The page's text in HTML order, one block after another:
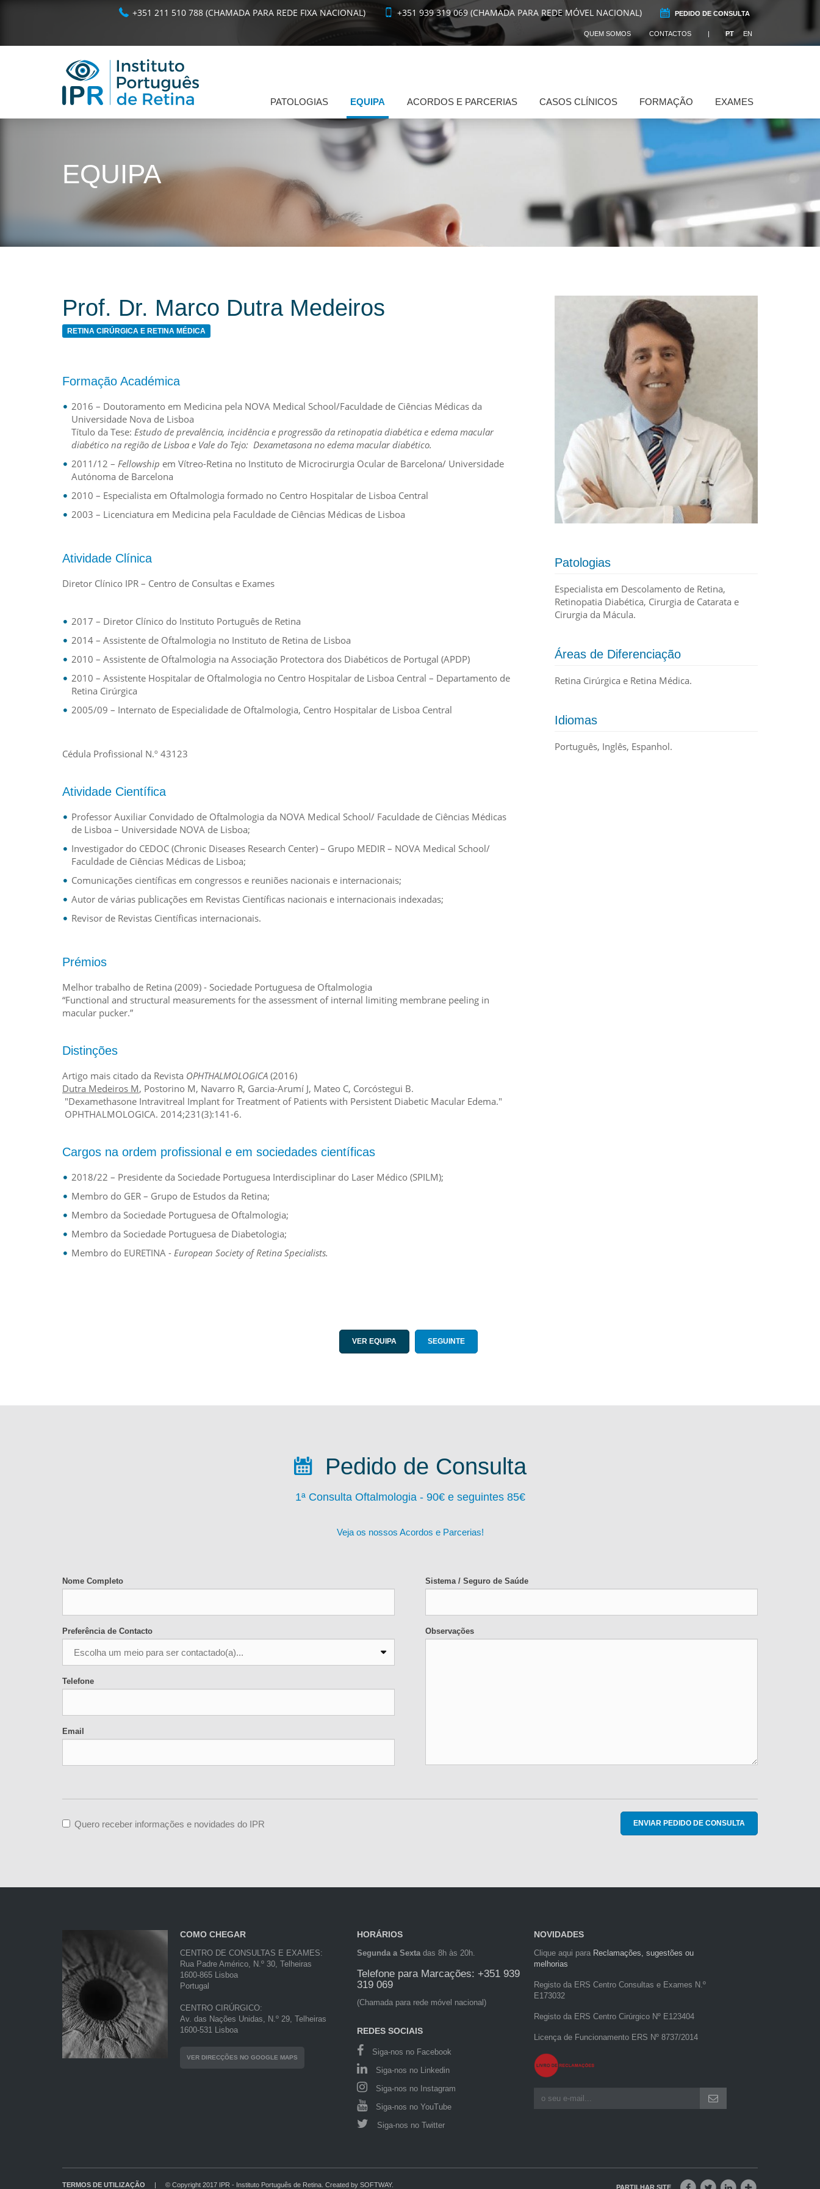
+351 211 510 788 (CHAMADA PARA REDE FIXA NACIONAL) +351 939 319 069 (CHAMADA PARA REDE MÓVEL NACIONAL) PEDIDO DE CONSULTA
QUEM SOMOS CONTACTOS PT EN
PATOLOGIAS EQUIPA ACORDOS E PARCERIAS CASOS CLÍNICOS FORMAÇÃO EXAMES
EQUIPA
Prof. Dr. Marco Dutra Medeiros
RETINA CIRÚRGICA E RETINA MÉDICA
Formação Académica
2016 – Doutoramento em Medicina pela NOVA Medical School/Faculdade de Ciências Médicas da
Universidade Nova de Lisboa
Título da Tese: Estudo de prevalência, incidência e progressão da retinopatia diabética e edema macular
diabético na região de Lisboa e Vale do Tejo: Dexametasona no edema macular diabético.
2011/12 – Fellowship em Vítreo-Retina no Instituto de Microcirurgia Ocular de Barcelona/ Universidade
Autónoma de Barcelona
2010 – Especialista em Oftalmologia formado no Centro Hospitalar de Lisboa Central
2003 – Licenciatura em Medicina pela Faculdade de Ciências Médicas de Lisboa
Atividade Clínica
Diretor Clínico IPR – Centro de Consultas e Exames
2017 – Diretor Clínico do Instituto Português de Retina
2014 – Assistente de Oftalmologia no Instituto de Retina de Lisboa
2010 – Assistente de Oftalmologia na Associação Protectora dos Diabéticos de Portugal (APDP)
2010 – Assistente Hospitalar de Oftalmologia no Centro Hospitalar de Lisboa Central – Departamento de
Retina Cirúrgica
2005/09 – Internato de Especialidade de Oftalmologia, Centro Hospitalar de Lisboa Central
Cédula Profissional N.º 43123
Atividade Científica
Professor Auxiliar Convidado de Oftalmologia da NOVA Medical School/ Faculdade de Ciências Médicas
de Lisboa – Universidade NOVA de Lisboa;
Investigador do CEDOC (Chronic Diseases Research Center) – Grupo MEDIR – NOVA Medical School/
Faculdade de Ciências Médicas de Lisboa;
Comunicações científicas em congressos e reuniões nacionais e internacionais;
Autor de várias publicações em Revistas Científicas nacionais e internacionais indexadas;
Revisor de Revistas Científicas internacionais.
Prémios
Melhor trabalho de Retina (2009) - Sociedade Portuguesa de Oftalmologia
“Functional and structural measurements for the assessment of internal limiting membrane peeling in
macular pucker.”
Distinções
Artigo mais citado da Revista OPHTHALMOLOGICA (2016)
Dutra Medeiros M, Postorino M, Navarro R, Garcia-Arumí J, Mateo C, Corcóstegui B.
"Dexamethasone Intravitreal Implant for Treatment of Patients with Persistent Diabetic Macular Edema."
OPHTHALMOLOGICA. 2014;231(3):141-6.
Cargos na ordem profissional e em sociedades científicas
2018/22 – Presidente da Sociedade Portuguesa Interdisciplinar do Laser Médico (SPILM);
Membro do GER – Grupo de Estudos da Retina;
Membro da Sociedade Portuguesa de Oftalmologia;
Membro da Sociedade Portuguesa de Diabetologia;
Membro do EURETINA - European Society of Retina Specialists.
Patologias
Especialista em Descolamento de Retina,
Retinopatia Diabética, Cirurgia de Catarata e
Cirurgia da Mácula.
Áreas de Diferenciação
Retina Cirúrgica e Retina Médica.
Idiomas
Português, Inglês, Espanhol.
VER EQUIPA SEGUINTE
Pedido de Consulta
1ª Consulta Oftalmologia - 90€ e seguintes 85€
Veja os nossos Acordos e Parcerias!
Nome Completo
Preferência de Contacto
Telefone
Email
Sistema / Seguro de Saúde
Observações
Quero receber informações e novidades do IPR ENVIAR PEDIDO DE CONSULTA
COMO CHEGAR
CENTRO DE CONSULTAS E EXAMES:
Rua Padre Américo, N.º 30, Telheiras
1600-865 Lisboa
Portugal
CENTRO CIRÚRGICO:
Av. das Nações Unidas, N.º 29, Telheiras
1600-531 Lisboa
VER DIRECÇÕES NO GOOGLE MAPS
HORÁRIOS
Segunda a Sextadas 8h às 20h.
Telefone para Marcações: +351 939
319 069
(Chamada para rede móvel nacional)
REDES SOCIAIS
Siga-nos no Facebook
Siga-nos no Linkedin
Siga-nos no Instagram
Siga-nos no YouTube
Siga-nos no Twitter
NOVIDADES
Clique aqui para Reclamações, sugestões ou
melhorias
Registo da ERS Centro Consultas e Exames N.º
E173032
Registo da ERS Centro Cirúrgico Nº E123404
Licença de Funcionamento ERS Nº 8737/2014
TERMOS DE UTILIZAÇÃO | © Copyright 2017 IPR - Instituto Português de Retina. Created by SOFTWAY. PARTILHAR SITE